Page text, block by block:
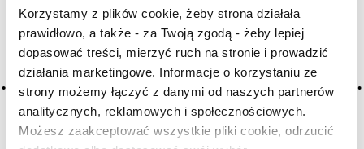
Korzystamy z plików cookie, żeby strona działała
prawidłowo, a także - za Twoją zgodą - żeby lepiej
dopasować treści, mierzyć ruch na stronie i prowadzić
działania marketingowe. Informacje o korzystaniu ze
strony możemy łączyć z danymi od naszych partnerów
analitycznych, reklamowych i społecznościowych.
Możesz zaakceptować wszystkie pliki cookie, odrzucić
wino zasługuje na etykietę Vintage, butelkują je.
Zaledwie tysiąc skrzynek to jedno z najmniejszych
butelkowań w historii Noval — i dowód, że standardy
ważniejsze są niż ilość.
Czy mała produkcja wpływa na wartość
kolekcjonerską?